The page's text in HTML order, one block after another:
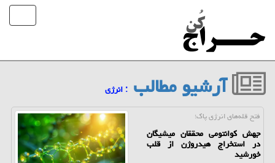
آرشیو مطالب : انرژی
فتح قله‌های انرژی پاك؛
جهش کوانتومی محققان میشیگان
در استخراج هیدروژن از قلب
خورشید